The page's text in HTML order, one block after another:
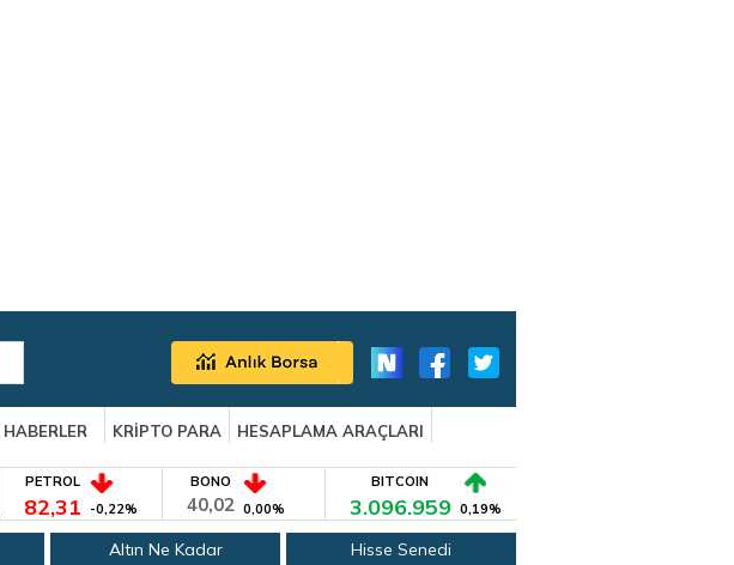
HABERLER KRİPTO PARA
HESAPLAMA ARAÇLARI
PETROL
82,31 -0,22%
BONO
40,02 0,00%
BITCOIN
3.096.959 0,19%
Altın Ne Kadar Hisse Senedi